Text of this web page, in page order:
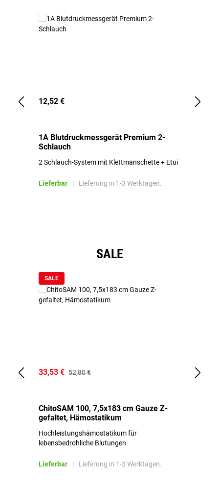
12,52 €
1A Blutdruckmessgerät Premium 2-
Schlauch
2 Schlauch-System mit Klettmanschette + Etui
Lieferbar | Lieferung in 1-3 Werktagen.
SALE
SALE
33,53 € 52,80 €
ChitoSAM 100, 7,5x183 cm Gauze Z-
gefaltet, Hämostatikum
Hochleistungshämostatikum für
lebensbedrohliche Blutungen
Lieferbar | Lieferung in 1-3 Werktagen.